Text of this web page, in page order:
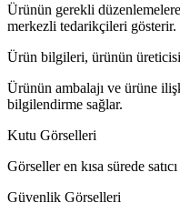
Ürünün gerekli
merkezli tedarikçileri gösterir.
Ürün bilgileri, ürünün
Ürünün ambalajı ve ürüne
bilgilendirme sağlar.
Kutu Görselleri
Görseller en kısa sürede
Güvenlik Görselleri